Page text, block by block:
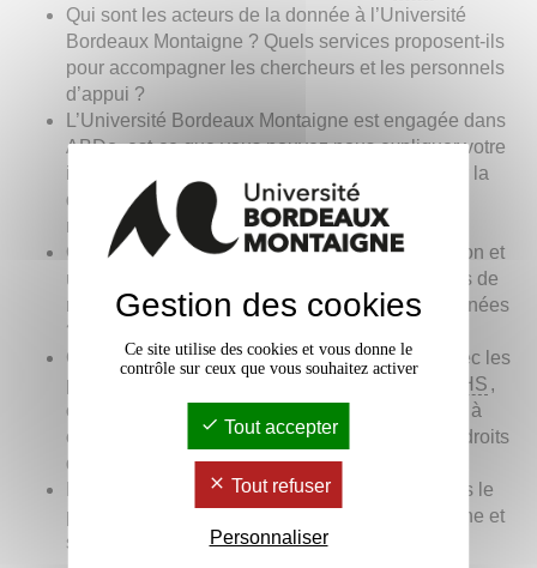
Qui sont les acteurs de la donnée à l’Université
Bordeaux Montaigne ? Quels services proposent-ils
pour accompagner les chercheurs et les personnels
d’appui ?
L’Université Bordeaux Montaigne est engagée dans
ABDo, est-ce que vous pouvez nous expliquer votre
implication et l’intérêt d’une politique de site sur la
question de la bonne gestion des données de
recherche ?
Observez-vous une évolution dans l’acculturation et
une montée en compétences des communautés de
recherche sur la question de la gestion des données
?
Comment concilier l’ouverture des données avec les
particularités de la recherche, notamment en
SHS ,
comme le respect de la protection des données à
caractère personnel ou la prise en compte des droits
des communautés étudiées par exemple ?
D’ici quelques années, comment imaginez-vous le
paysage de la gestion des données de recherche et
son évolution ?
Gestion des cookies
Ce site utilise des cookies et vous donne le
contrôle sur ceux que vous souhaitez activer
Tout accepter
Tout refuser
Personnaliser